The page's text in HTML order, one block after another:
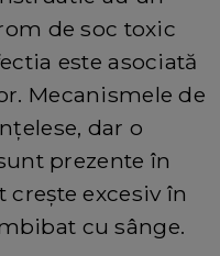
de soc toxic
este asociată
Mecanismele de
dar o
prezente în
excesiv în
cu sânge.